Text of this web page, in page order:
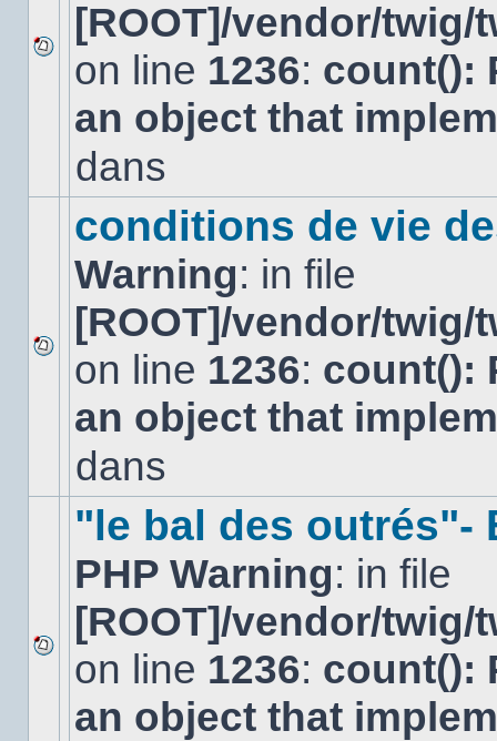
Aucun
nouveau
message
non-
dans
[ROOT]/vendor/
on line 1236: count():
an object that
dans
Aucun
nouveau
message
non-
dans
conditions de vie
Warning: in file
[ROOT]/vendor/
on line 1236: count():
an object that
dans
Aucun
nouveau
message
non-
"le bal des outrés"-
PHP Warning: in file
[ROOT]/vendor/
on line 1236: count():
an object that